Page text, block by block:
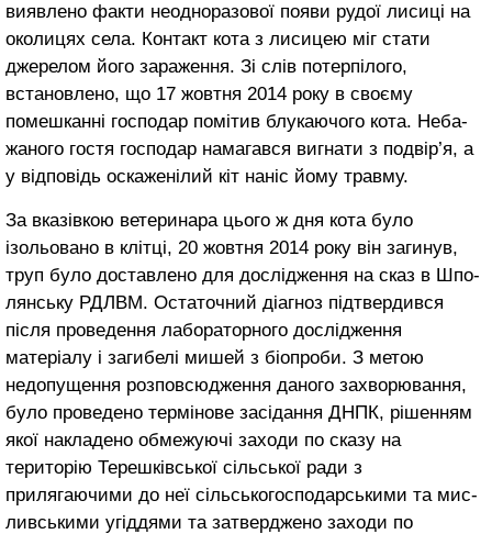
виявлено факти неодноразової появи рудої лисиці на
околицях села. Контакт кота з лисицею міг стати
джерелом його заражен­ня. Зі слів потерпілого,
встанов­лено, що 17 жовтня 2014 року в своєму
помешканні господар помітив блукаючого кота. Неба­
жаного гостя господар намагався вигнати з подвір’я, а
у відповідь оскаженілий кіт наніс йому трав­му.
За вказівкою ветеринара цьо­го ж дня кота було
ізольовано в клітці, 20 жовтня 2014 року він загинув,
труп було доставлено для дослідження на сказ в Шпо­
лянську РДЛВМ. Остаточний діагноз підтвердився
після проведен­ня лабораторного дослідження
матеріалу і загибелі мишей з біопроби. З метою
недопущення розповсюдження даного захворю­вання,
було проведено термінове засідання ДНПК, рішенням
якої накладено обмежуючі заходи по сказу на
територію Терешківської сільської ради з
прилягаючими до неї сільськогосподарськими та мис­
ливськими угіддями та затверджено заходи по